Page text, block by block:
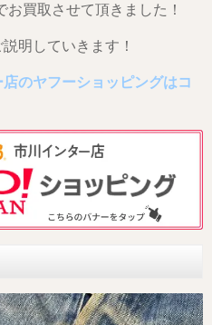
お買取させて頂きました！
明していきます！
のヤフーショッピングはコ